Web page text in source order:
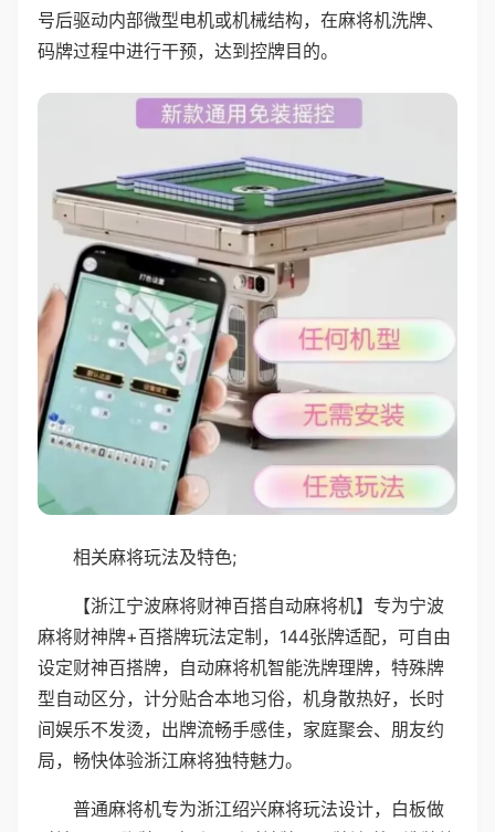
号后驱动内部微型电机或机械结构，在麻将机洗牌、
码牌过程中进行干预，达到控牌目的。
相关麻将玩法及特色;
【浙江宁波麻将财神百搭自动麻将机】专为宁波
麻将财神牌+百搭牌玩法定制，144张牌适配，可自由
设定财神百搭牌，自动麻将机智能洗牌理牌，特殊牌
型自动区分，计分贴合本地习俗，机身散热好，长时
间娱乐不发烫，出牌流畅手感佳，家庭聚会、朋友约
局，畅快体验浙江麻将独特魅力。
普通麻将机专为浙江绍兴麻将玩法设计，白板做